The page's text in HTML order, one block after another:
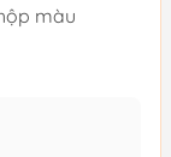
màu